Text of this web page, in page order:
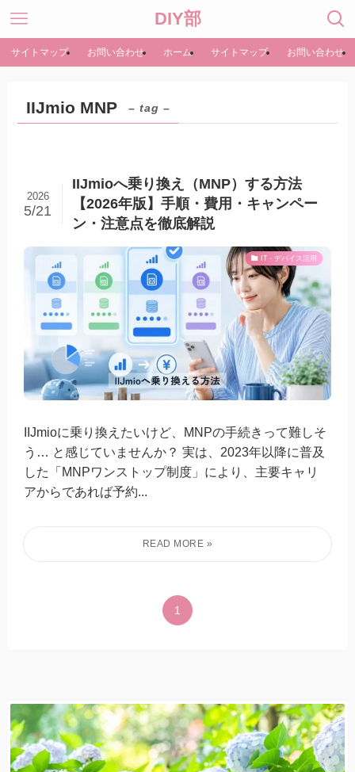
DIY部
サイトマップ お問い合わせ ホーム サイトマップ お問い合わせ
IIJmio MNP – tag –
IIJmioへ乗り換え（MNP）する方法
【2026年版】手順・費用・キャンペー
ン・注意点を徹底解説
2026
5/21
IT・デバイス活用
IIJmioに乗り換えたいけど、MNPの手続きって難しそ
う… と感じていませんか？ 実は、2023年以降に普及
した「MNPワンストップ制度」により、主要キャリ
アからであれば予約...
1